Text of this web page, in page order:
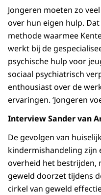
Jongeren moeten zo
over hun eigen hulp. Dat
methode waarmee
werkt bij de
psychische hulp voor
sociaal psychiatrisch
enthousiast over de
ervaringen. ‘Jongeren
Interview Sander van
De gevolgen van
kindermishandeling zijn
overheid het bestrijden,
geweld doorzet tijdens
cirkel van geweld